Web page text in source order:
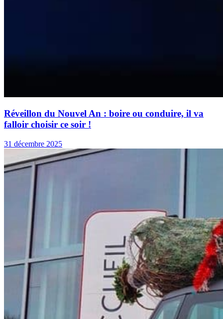
Réveillon du Nouvel An : boire ou conduire, il va
falloir choisir ce soir !
31 décembre 2025